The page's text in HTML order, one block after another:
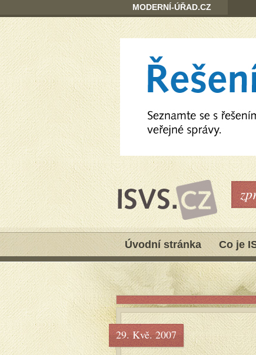
Úvodní stránka Co je
29. Kvě. 2007
MODERNÍ-ÚŘAD.CZ